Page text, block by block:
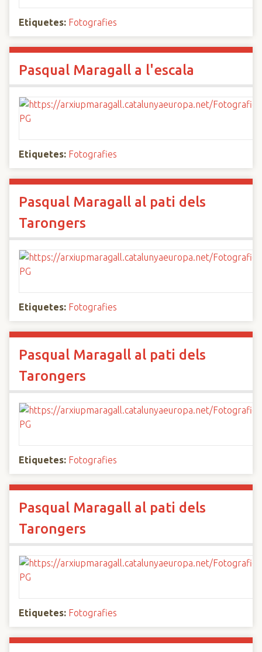
Etiquetes: Fotografies
Pasqual Maragall a l'escala
Etiquetes: Fotografies
Pasqual Maragall al pati dels
Tarongers
Etiquetes: Fotografies
Pasqual Maragall al pati dels
Tarongers
Etiquetes: Fotografies
Pasqual Maragall al pati dels
Tarongers
Etiquetes: Fotografies